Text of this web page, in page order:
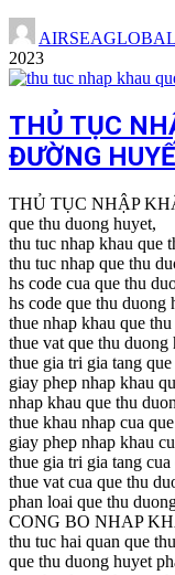
2023
THỦ TỤC
ĐƯỜNG
THỦ TỤC NHẬP
que thu duong huyet,
thu tuc nhap khau que
thu tuc nhap que thu
hs code cua que thu
hs code que thu duong
thue nhap khau que
thue vat que thu duong
thue gia tri gia tang
giay phep nhap khau
nhap khau que thu
thue khau nhap cua
giay phep nhap khau
thue gia tri gia tang
thue vat cua que thu
phan loai que thu
CONG BO NHAP
thu tuc hai quan que
que thu duong huyet